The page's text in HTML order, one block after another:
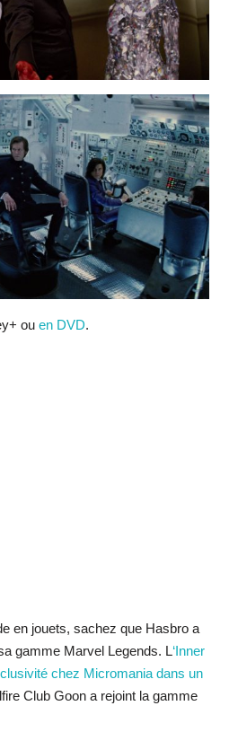
ou en DVD.
en jouets, sachez que Hasbro a
gamme Marvel Legends. L‘Inner
chez Micromania dans un
Club Goon a rejoint la gamme